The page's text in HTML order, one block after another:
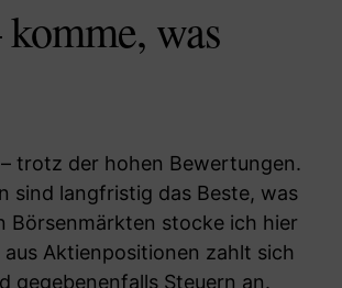
was
trotz der hohen Bewertungen.
sind langfristig das Beste, was
Börsenmärkten stocke ich hier
Aktienpositionen zahlt sich
gegebenenfalls Steuern an.